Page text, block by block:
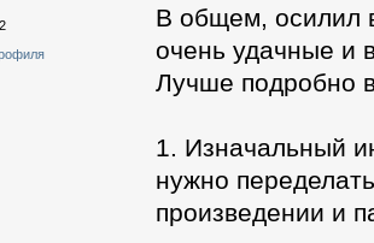
В общем, осилил
очень удачные и
Лучше подробно
1. Изначальный
нужно
произведении и